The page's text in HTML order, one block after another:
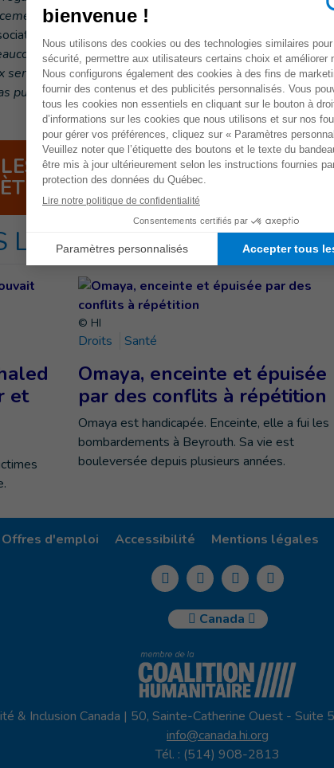
musculaire, pour l’aider dans ses gestes
Le jeune Syrien s’applique lors des exercices, mais il
», explique sa mère, Fatma. « Il aimerait que nous
revenue. Et que nous puissions de nouveau être
pu fuir le pays. »
Faites un don dès
LOIN
et
© HI
Droits Santé
Omaya, enceinte et épuisée
par des conflits à répétition
Omaya est handicapée. Enceinte, elle a fui les
bombardements à Beyrouth. Sa vie est
bouleversée depuis plusieurs années.
Offres d'emploi Accessibilité Mentions légales
Canada
& Inclusion Canada | 50, Sainte-Catherine Ouest -
info@canada.hi.org
Tél. : (514) 908-2813